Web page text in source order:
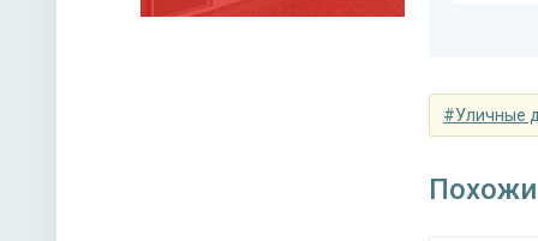
планка
#Уличные